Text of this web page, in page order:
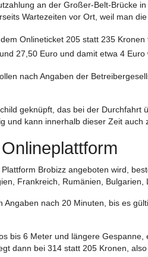
an der Großer-Belt-Brücke
Wartezeiten vor Ort, weil man
Onlineticket 205 statt 235
27,50 Euro und damit etwa 4
nach Angaben der
geknüpft, das bei der
und kann innerhalb dieser Zeit
Brobizz angeboten wird,
Frankreich, Rumänien,
Angaben nach 20 Minuten, bis es
bis 6 Meter und längere
dann bei 314 statt 205 Kronen,